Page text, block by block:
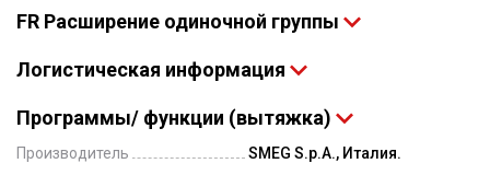
FR Расширение одиночной группы
Логистическая информация
Программы/ функции (вытяжка)
Производитель SMEG S.p.A., Италия.